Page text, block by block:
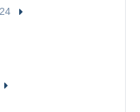
24